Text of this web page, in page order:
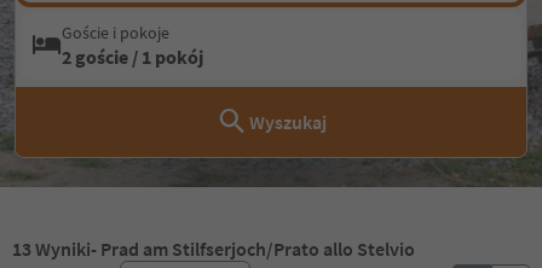
Goście i pokoje
2 goście / 1 pokój
Wyszukaj
13 Wyniki- Prad am Stilfserjoch/Prato allo Stelvio